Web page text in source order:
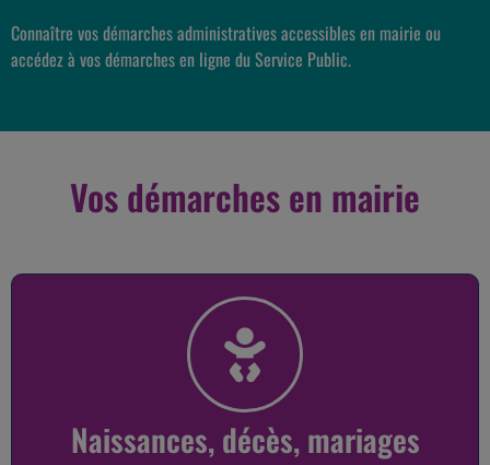
Connaître vos démarches administratives accessibles en mairie ou
accédez à vos démarches en ligne du Service Public.
Vos démarches en mairie
Naissances, décès, mariages